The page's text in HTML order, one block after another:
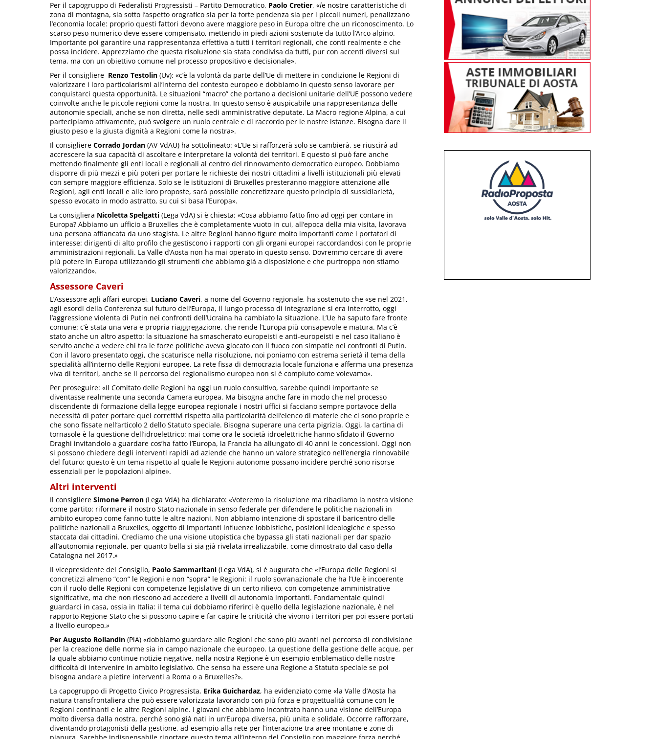
Per il capogruppo di Federalisti Progressisti – Partito Democratico, Paolo Cretier, «le nostre caratteristiche di
zona di montagna, sia sotto l’aspetto orografico sia per la forte pendenza sia per i piccoli numeri, penalizzano
l’economia locale: proprio questi fattori devono avere maggiore peso in Europa oltre che un riconoscimento. Lo
scarso peso numerico deve essere compensato, mettendo in piedi azioni sostenute da tutto l’Arco alpino.
Importante poi garantire una rappresentanza effettiva a tutti i territori regionali, che conti realmente e che
possa incidere. Apprezziamo che questa risoluzione sia stata condivisa da tutti, pur con accenti diversi sul
tema, ma con un obiettivo comune nel processo propositivo e decisionale».
Per il consigliere Renzo Testolin (Uv): «c’è la volontà da parte dell’Ue di mettere in condizione le Regioni di
valorizzare i loro particolarismi all’interno del contesto europeo e dobbiamo in questo senso lavorare per
conquistarci questa opportunità. Le situazioni “macro” che portano a decisioni unitarie dell’UE possono vedere
coinvolte anche le piccole regioni come la nostra. In questo senso è auspicabile una rappresentanza delle
autonomie speciali, anche se non diretta, nelle sedi amministrative deputate. La Macro regione Alpina, a cui
partecipiamo attivamente, può svolgere un ruolo centrale e di raccordo per le nostre istanze. Bisogna dare il
giusto peso e la giusta dignità a Regioni come la nostra».
Il consigliere Corrado Jordan (AV-VdAU) ha sottolineato: «L’Ue si rafforzerà solo se cambierà, se riuscirà ad
accrescere la sua capacità di ascoltare e interpretare la volontà dei territori. E questo si può fare anche
mettendo finalmente gli enti locali e regionali al centro del rinnovamento democratico europeo. Dobbiamo
disporre di più mezzi e più poteri per portare le richieste dei nostri cittadini a livelli istituzionali più elevati
con sempre maggiore efficienza. Solo se le istituzioni di Bruxelles presteranno maggiore attenzione alle
Regioni, agli enti locali e alle loro proposte, sarà possibile concretizzare questo principio di sussidiarietà,
spesso evocato in modo astratto, su cui si basa l’Europa».
La consigliera Nicoletta Spelgatti (Lega VdA) si è chiesta: «Cosa abbiamo fatto fino ad oggi per contare in
Europa? Abbiamo un ufficio a Bruxelles che è completamente vuoto in cui, all’epoca della mia visita, lavorava
una persona affiancata da uno stagista. Le altre Regioni hanno figure molto importanti come i portatori di
interesse: dirigenti di alto profilo che gestiscono i rapporti con gli organi europei raccordandosi con le proprie
amministrazioni regionali. La Valle d’Aosta non ha mai operato in questo senso. Dovremmo cercare di avere
più potere in Europa utilizzando gli strumenti che abbiamo già a disposizione e che purtroppo non stiamo
valorizzando».
Assessore Caveri
L’Assessore agli affari europei, Luciano Caveri, a nome del Governo regionale, ha sostenuto che «se nel 2021,
agli esordi della Conferenza sul futuro dell’Europa, il lungo processo di integrazione si era interrotto, oggi
l’aggressione violenta di Putin nei confronti dell’Ucraina ha cambiato la situazione. L’Ue ha saputo fare fronte
comune: c’è stata una vera e propria riaggregazione, che rende l’Europa più consapevole e matura. Ma c’è
stato anche un altro aspetto: la situazione ha smascherato europeisti e anti-europeisti e nel caso italiano è
servito anche a vedere chi tra le forze politiche aveva giocato con il fuoco con simpatie nei confronti di Putin.
Con il lavoro presentato oggi, che scaturisce nella risoluzione, noi poniamo con estrema serietà il tema della
specialità all’interno delle Regioni europee. La rete fissa di democrazia locale funziona e afferma una presenza
viva di territori, anche se il percorso del regionalismo europeo non si è compiuto come volevamo».
Per proseguire: «Il Comitato delle Regioni ha oggi un ruolo consultivo, sarebbe quindi importante se
diventasse realmente una seconda Camera europea. Ma bisogna anche fare in modo che nel processo
discendente di formazione della legge europea regionale i nostri uffici si facciano sempre portavoce della
necessità di poter portare quei correttivi rispetto alla particolarità dell’elenco di materie che ci sono proprie e
che sono fissate nell’articolo 2 dello Statuto speciale. Bisogna superare una certa pigrizia. Oggi, la cartina di
tornasole è la questione dell’idroelettrico: mai come ora le società idroelettriche hanno sfidato il Governo
Draghi invitandolo a guardare cos’ha fatto l’Europa, la Francia ha allungato di 40 anni le concessioni. Oggi non
si possono chiedere degli interventi rapidi ad aziende che hanno un valore strategico nell’energia rinnovabile
del futuro: questo è un tema rispetto al quale le Regioni autonome possano incidere perché sono risorse
essenziali per le popolazioni alpine».
Altri interventi
Il consigliere Simone Perron (Lega VdA) ha dichiarato: «Voteremo la risoluzione ma ribadiamo la nostra visione
come partito: riformare il nostro Stato nazionale in senso federale per difendere le politiche nazionali in
ambito europeo come fanno tutte le altre nazioni. Non abbiamo intenzione di spostare il baricentro delle
politiche nazionali a Bruxelles, oggetto di importanti influenze lobbistiche, posizioni ideologiche e spesso
staccata dai cittadini. Crediamo che una visione utopistica che bypassa gli stati nazionali per dar spazio
all’autonomia regionale, per quanto bella si sia già rivelata irrealizzabile, come dimostrato dal caso della
Catalogna nel 2017.»
Il vicepresidente del Consiglio, Paolo Sammaritani (Lega VdA), si è augurato che «l’Europa delle Regioni si
concretizzi almeno “con” le Regioni e non “sopra” le Regioni: il ruolo sovranazionale che ha l’Ue è incoerente
con il ruolo delle Regioni con competenze legislative di un certo rilievo, con competenze amministrative
significative, ma che non riescono ad accedere a livelli di autonomia importanti. Fondamentale quindi
guardarci in casa, ossia in Italia: il tema cui dobbiamo riferirci è quello della legislazione nazionale, è nel
rapporto Regione-Stato che si possono capire e far capire le criticità che vivono i territori per poi essere portati
a livello europeo.»
Per Augusto Rollandin (PlA) «dobbiamo guardare alle Regioni che sono più avanti nel percorso di condivisione
per la creazione delle norme sia in campo nazionale che europeo. La questione della gestione delle acque, per
la quale abbiamo continue notizie negative, nella nostra Regione è un esempio emblematico delle nostre
difficoltà di intervenire in ambito legislativo. Che senso ha essere una Regione a Statuto speciale se poi
bisogna andare a pietire interventi a Roma o a Bruxelles?».
La capogruppo di Progetto Civico Progressista, Erika Guichardaz, ha evidenziato come «la Valle d’Aosta ha
natura transfrontaliera che può essere valorizzata lavorando con più forza e progettualità comune con le
Regioni confinanti e le altre Regioni alpine. I giovani che abbiamo incontrato hanno una visione dell’Europa
molto diversa dalla nostra, perché sono già nati in un’Europa diversa, più unita e solidale. Occorre rafforzare,
diventando protagonisti della gestione, ad esempio alla rete per l’interazione tra aree montane e zone di